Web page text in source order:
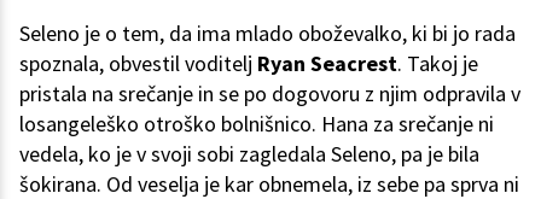
Seleno je o tem, da ima mlado oboževalko, ki bi jo rada
spoznala, obvestil voditelj Ryan Seacrest. Takoj je
pristala na srečanje in se po dogovoru z njim odpravila v
losangeleško otroško bolnišnico. Hana za srečanje ni
vedela, ko je v svoji sobi zagledala Seleno, pa je bila
šokirana. Od veselja je kar obnemela, iz sebe pa sprva ni